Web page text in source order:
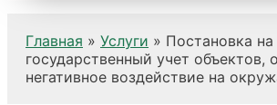
Главная » Услуги » Постановка на
государственный учет
негативное воздействие на